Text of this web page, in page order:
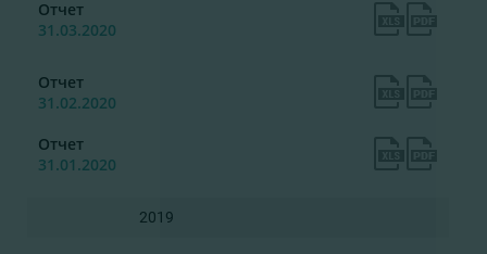
Отчет
31.03.2020
Отчет
31.02.2020
Отчет
31.01.2020
2019